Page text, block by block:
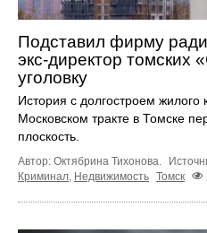
Подставил фирму ради
экс-директор томских
уголовку
История с долгостроем
Московском тракте в Томске
плоскость.
Автор: Октябрина Тихонова.
Криминал, Недвижимость Томск